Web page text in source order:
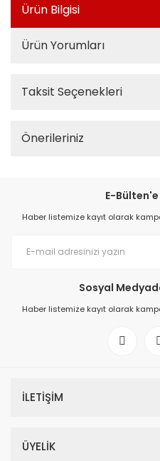
Ürün Bilgisi
Ürün Yorumları
Taksit Seçenekleri
Önerileriniz
E-Bülten'e
Haber listemize kayıt olarak
Sosyal
Haber listemize kayıt olarak
İLETİŞİM
ÜYELİK